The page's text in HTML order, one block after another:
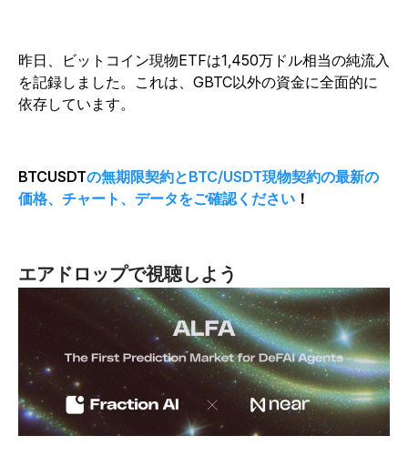
昨日、ビットコイン現物ETFは1,450万ドル相当の純流入
を記録しました。これは、GBTC以外の資金に全面的に
依存しています。
BTCUSDTの無期限契約とBTC/USDT現物契約の最新の
価格、チャート、データをご確認ください ！
エアドロップで視聴しよう